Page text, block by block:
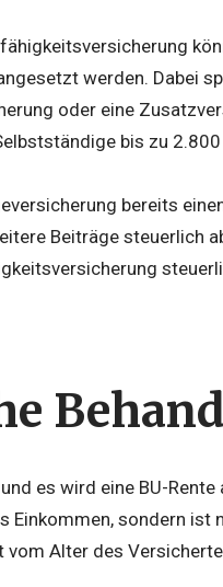
werden. Dabei
oder eine
bis zu
bereits
Beiträge steuerlich
es wird eine BU-
Einkommen, sondern
vom Alter des